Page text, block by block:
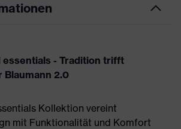
essentials - Tradition trifft
Blaumann 2.0
Kollektion vereint
mit Funktionalität und Komfort